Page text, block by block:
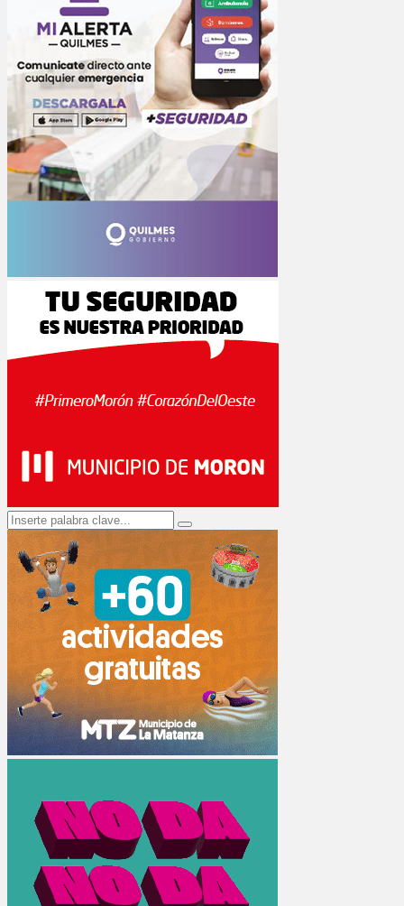
Search
for:
Search